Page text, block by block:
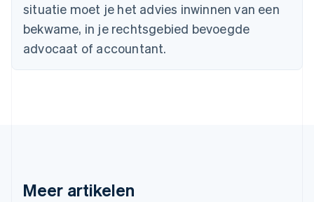
situatie moet je het advies inwinnen van een
bekwame, in je rechtsgebied bevoegde
advocaat of accountant.
Meer artikelen
Duitsland
DeutschEnglish
Estland
English
Finland
Hongarije